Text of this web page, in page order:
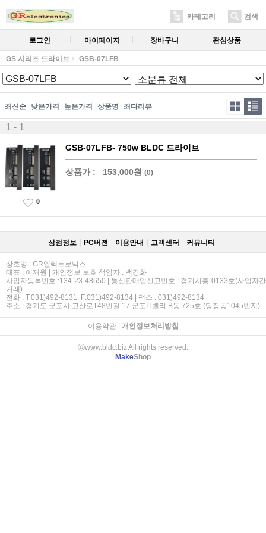
카테고리 검색
로그인 마이페이지 장바구니 관심상품
GS 시리즈 드라이브 GSB-07LFB
최신순 낮은가격 높은가격 상품명 최다리뷰
1 - 1
GSB-07LFB- 750w BLDC 드라이브
상품가 : 153,000원 (0)
0
상점정보 PC버젼 이용안내 고객센터 커뮤니티
상호명 : GR일렉트로닉스
대표 : 이재원 | 개인정보 보호 책임자 : 백경화
사업자등록번호 :134-23-48650 | 통신판매업신고번호 : 경기시흥-0133호(사업자간
거래)
전화 : T:031)492-8131, F:031)492-8134 | 팩스 : 031)492-8134
주소 : 경기도 군포시 고산로148번길 17 군포IT밸리 B동 725호 (당정동1045번지)
이용약관| 개인정보처리방침
ⓒwww.bldc.biz All rights reserved.
MakeShop